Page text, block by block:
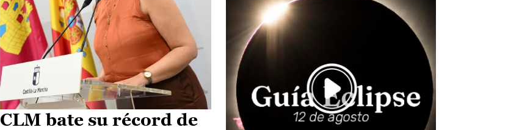
CLM bate su récord de